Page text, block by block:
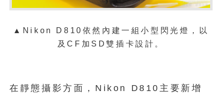
▲ Nikon D810依然內建一組小型閃光燈，以
及CF加SD雙插卡設計。
在靜態攝影方面，Nikon D810主要新增